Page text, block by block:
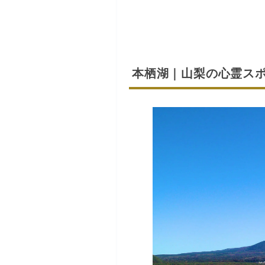
本栖湖｜山梨の心霊ス